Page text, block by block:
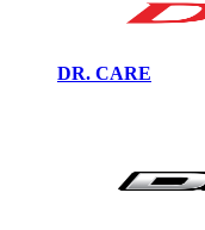
DR. CARE